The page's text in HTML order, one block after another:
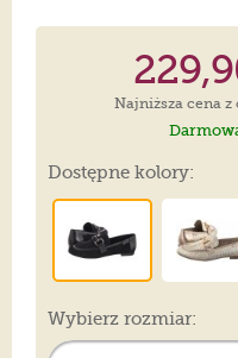
Najniższa cena z
Dostępne kolory:
Wybierz rozmiar: